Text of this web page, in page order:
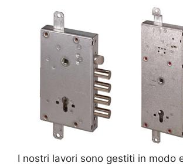
I nostri lavori sono gestiti in modo